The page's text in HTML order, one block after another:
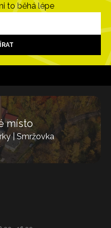
to běhá lépe
místo
| Smržovka